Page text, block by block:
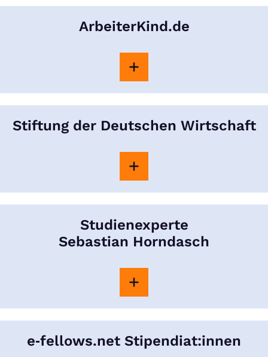
ArbeiterKind.de
Stiftung der Deutschen Wirtschaft
Studienexperte
Sebastian Horndasch
e‑fellows.net Stipendiat:innen